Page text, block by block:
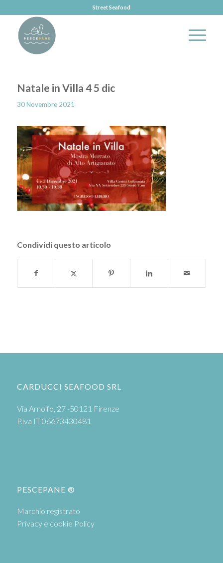
Street Seafood
Natale in Villa 4 5 dic
30 Novembre 2021
Condividi questo articolo
CARDUCCI SEAFOOD SRL
Via Arnolfo, 27 -50121 Firenze
P.iva IT 06673430481
PESCEPANE ®
Marchio registrato
Privacy e cookie Policy